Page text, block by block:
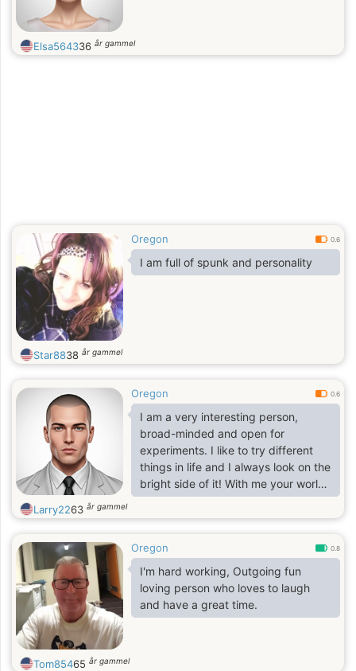
Elsa564336 år gammel
Oregon 0.6
I am full of spunk and personality
Star8838 år gammel
Oregon 0.6
I am a very interesting person,
broad-minded and open for
experiments. I like to try different
things in life and I always look on the
bright side of it! With me your world
will become more interesting and
diverse. I am friendly, joyful and
Larry2263 år gammel
Oregon 0.8
I'm hard working, Outgoing fun
loving person who loves to laugh
and have a great time.
Tom85465 år gammel